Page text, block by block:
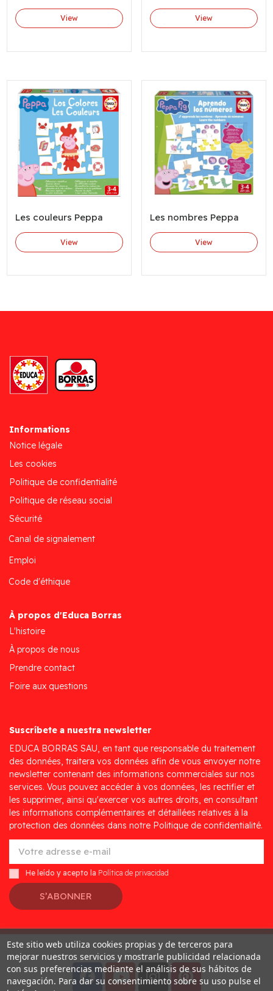
View View
Les couleurs Peppa
View
Les nombres Peppa
View
Informations
Notice légale
Les cookies
Politique de confidentialité
Politique de réseau social
Sécurité
Canal de signalement
Emploi
Code d'éthique
À propos d'Educa Borras
L'histoire
À propos de nous
Prendre contact
Foire aux questions
Suscríbete a nuestra newsletter
EDUCA BORRAS SAU, en tant que responsable du traitement
des données, traitera vos données afin de vous envoyer notre
newsletter contenant des informations commerciales sur nos
services. Vous pouvez accéder à vos données, les rectifier et
les supprimer, ainsi qu'exercer vos autres droits, en consultant
les informations complémentaires et détaillées relatives à la
protection des données dans notre Politique de confidentialité.
He leído y acepto la Política de privacidad
S’ABONNER
Desarrollado porAddis
Este sitio web utiliza cookies propias y de terceros para
mejorar nuestros servicios y mostrarle publicidad relacionada
con sus preferencias mediante el análisis de sus hábitos de
navegación. Para dar su consentimiento sobre su uso pulse el